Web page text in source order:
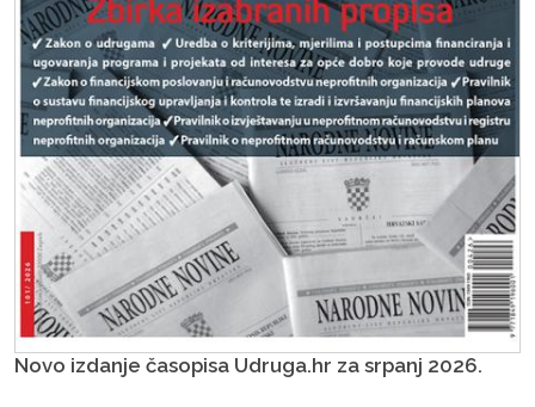
Novo izdanje časopisa Udruga.hr za srpanj 2026.